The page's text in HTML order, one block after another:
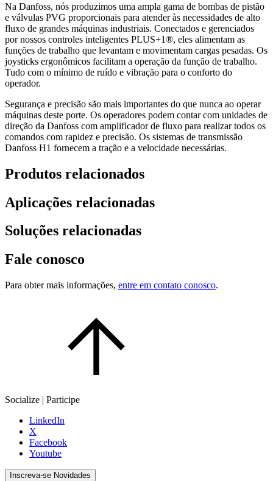
Na Danfoss, nós produzimos uma ampla gama de bombas de pistão
e válvulas PVG proporcionais para atender às necessidades de alto
fluxo de grandes máquinas industriais. Conectados e gerenciados
por nossos controles inteligentes PLUS+1®, eles alimentam as
funções de trabalho que levantam e movimentam cargas pesadas. Os
joysticks ergonômicos facilitam a operação da função de trabalho.
Tudo com o mínimo de ruído e vibração para o conforto do
operador.
Segurança e precisão são mais importantes do que nunca ao operar
máquinas deste porte. Os operadores podem contar com unidades de
direção da Danfoss com amplificador de fluxo para realizar todos os
comandos com rapidez e precisão. Os sistemas de transmissão
Danfoss H1 fornecem a tração e a velocidade necessárias.
Produtos relacionados
Aplicações relacionadas
Soluções relacionadas
Fale conosco
Para obter mais informações, entre em contato conosco.
Socialize | Participe
LinkedIn
X
Facebook
Youtube
Inscreva-se Novidades